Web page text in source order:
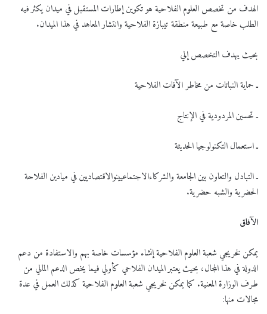
الهدف من تخصص العلوم الفلاحية هو تكوين إطارات المستقبل في ميدان يكثر فيه
الطلب خاصة مع طبيعة منطقة تيبازة الفلاحية وانتشار المعاهد في هذا الميدان.
بحيث يهدف التخصص إلي
ـ حماية النباتات من مخاطر الآفات الفلاحية
ـ تحسين المردودية في الإنتاج
ـ استعمال التكنولوجيا الحديثة
ـ التبادل والتعاون بين الجامعة والشركاءالاجتماعيينوالاقتصاديين في ميادين الفلاحة
الحضرية والشبه حضرية.
الآفاق
يمكن لخريجي شعبة العلوم الفلاحية إنشاء مؤسسات خاصة بهم والاستفادة من دعم
الدولة في هذا المجال، بحيث يعتبر الميدان الفلاحي كأولي فيما يخص الدعم المالي من
طرف الوزارة المعنية. كما يمكن لخريجي شعبة العلوم الفلاحية كذلك العمل في عدة
مجالات منها: